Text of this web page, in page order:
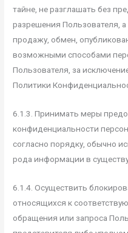
тайне, не разглашать без
разрешения Пользователя,
продажу, обмен,
возможными способами
Пользователя, за
Политики
6.1.3. Принимать меры
конфиденциальности
согласно порядку, обычно
рода информации в
6.1.4. Осуществить
относящихся к
обращения или запроса